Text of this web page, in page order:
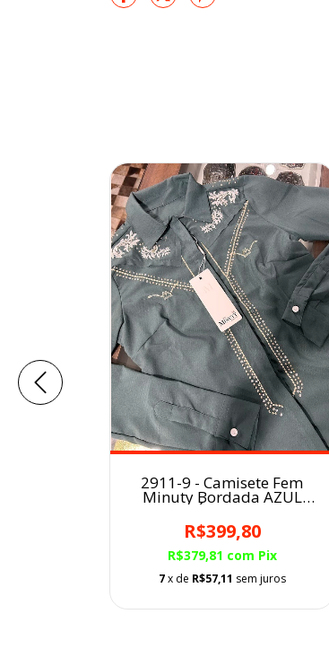
2911-9 - Camisete Fem
Minuty Bordada AZUL
PETRÓLEO/VERDE
R$399,80
R$379,81 com Pix
7 x de R$57,11 sem juros